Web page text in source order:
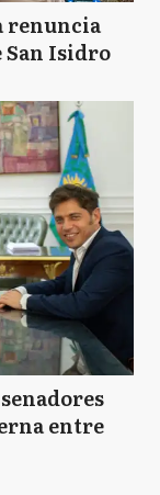
renuncia
San Isidro
entre